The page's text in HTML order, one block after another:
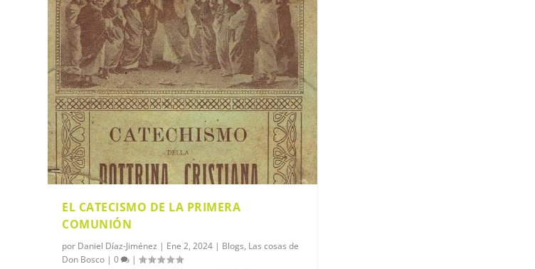
EL CATECISMO DE LA PRIMERA
COMUNIÓN
por Daniel Díaz-Jiménez | Ene 2, 2024 | Blogs, Las cosas de
Don Bosco |0 |